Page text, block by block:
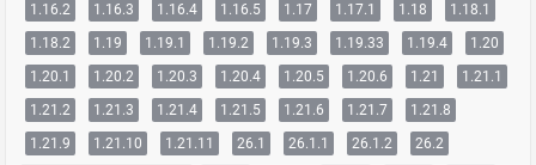
1.16.2
1.16.3 1.16.4 1.16.5 1.17 1.17.1 1.18
1.18.1
1.18.2
1.19 1.19.1 1.19.2 1.19.3 1.19.33 1.19.4
1.20
1.20.1
1.20.2 1.20.3 1.20.4 1.20.5 1.20.6 1.21
1.21.1
1.21.2
1.21.3 1.21.4 1.21.5 1.21.6 1.21.7
1.21.8
1.21.9
1.21.10 1.21.11 26.1 26.1.1 26.1.2 26.2